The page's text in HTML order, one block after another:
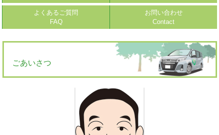
よくあるご質問
FAQ
お問い合わせ
Contact
ごあいさつ